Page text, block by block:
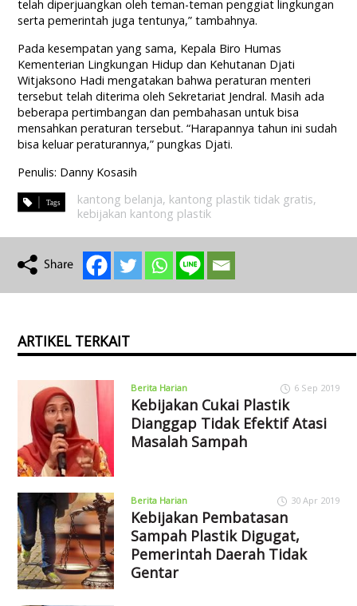
telah diperjuangkan oleh teman-teman penggiat lingkungan
serta pemerintah juga tentunya,” tambahnya.
Pada kesempatan yang sama, Kepala Biro Humas
Kementerian Lingkungan Hidup dan Kehutanan Djati
Witjaksono Hadi mengatakan bahwa peraturan menteri
tersebut telah diterima oleh Sekretariat Jendral. Masih ada
beberapa pertimbangan dan pembahasan untuk bisa
mensahkan peraturan tersebut. “Harapannya tahun ini sudah
bisa keluar peraturannya,” pungkas Djati.
Penulis: Danny Kosasih
kantong belanja, kantong plastik tidak gratis,
kebijakan kantong plastik
ARTIKEL TERKAIT
Berita Harian 6 Sep 2019
Kebijakan Cukai Plastik
Dianggap Tidak Efektif Atasi
Masalah Sampah
Berita Harian 30 Apr 2019
Kebijakan Pembatasan
Sampah Plastik Digugat,
Pemerintah Daerah Tidak
Gentar